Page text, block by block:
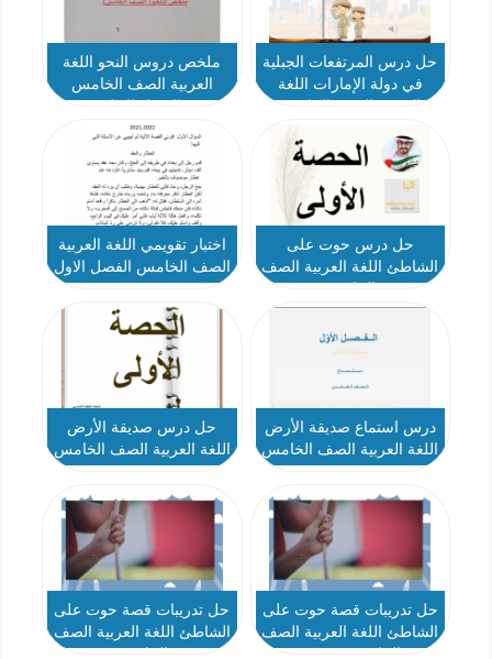
حل درس المرتفعات الجبلية
في دولة الإمارات اللغة
ملخص دروس النحو اللغة
العربية الصف الخامس
حل درس حوت على
الشاطئ اللغة العربية الصف
اختبار تقويمي اللغة العربية
الصف الخامس الفصل الاول
درس استماع صديقة الأرض
اللغة العربية الصف الخامس
حل درس صديقة الأرض
اللغة العربية الصف الخامس
حل تدريبات قصة حوت على
الشاطئ اللغة العربية الصف
حل تدريبات قصة حوت على
الشاطئ اللغة العربية الصف